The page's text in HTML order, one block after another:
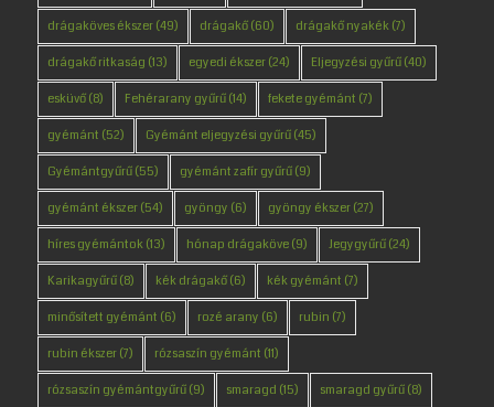
drágaköves ékszer(49) drágakő(60) drágakő nyakék(7)
drágakő ritkaság (13) egyedi ékszer(24) Eljegyzési gyűrű(40)
esküvő(8) Fehérarany gyűrű(14) fekete gyémánt (7)
gyémánt (52) Gyémánt eljegyzési gyűrű(45)
Gyémántgyűrű(55) gyémánt zafír gyűrű(9)
gyémánt ékszer(54) gyöngy (6) gyöngy ékszer(27)
híres gyémántok(13) hónap drágaköve(9) Jegygyűrű(24)
Karikagyűrű(8) kék drágakő(6) kék gyémánt (7)
minősített gyémánt (6) rozé arany (6) rubin (7)
rubin ékszer(7) rózsaszín gyémánt (11)
rózsaszín gyémántgyűrű(9) smaragd (15) smaragd gyűrű(8)